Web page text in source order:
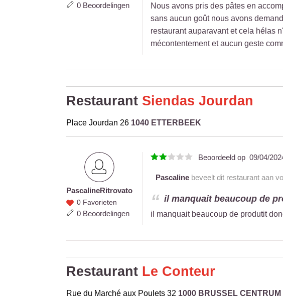
0 Beoordelingen
Nous avons pris des pâtes en
sans aucun goût nous avons
restaurant auparavant et cela hélas
mécontentement et aucun geste
Restaurant Siendas Jourdan
Place Jourdan 26 1040 ETTERBEEK
Pascaline
Ritrovato
PascalineRitrovato
0 Favorieten
0 Beoordelingen
Beoordeeld op 09/04/
Pascaline beveelt dit restaurant aan
il manquait beaucoup de
il manquait beaucoup de produtit
Restaurant Le Conteur
Rue du Marché aux Poulets 32 1000 BRUSSEL CENTRUM